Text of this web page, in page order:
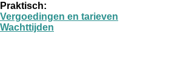
Praktisch:
Vergoedingen en tarieven
Wachttijden